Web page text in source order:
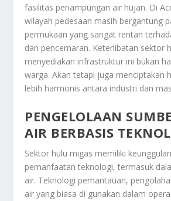
fasilitas penampungan air hujan. Di
wilayah pedesaan masih bergantung
permukaan yang sangat rentan
dan pencemaran. Keterlibatan sektor
menyediakan infrastruktur ini bukan
warga. Akan tetapi juga menciptakan
lebih harmonis antara industri dan
PENGELOLAAN
AIR BERBASIS
Sektor hulu migas memiliki
pemanfaatan teknologi, termasuk
air. Teknologi pemantauan,
air yang biasa di gunakan dalam